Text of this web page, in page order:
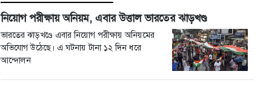
নিয়োগ পরীক্ষায় অনিয়ম, এবার উত্তাল ভারতের ঝাড়খণ্ড
ভারতের ঝাড়খণ্ডে এবার নিয়োগ পরীক্ষায় অনিয়মের
অভিযোগ উঠেছে। এ ঘটনায় টানা ১২ দিন ধরে
আন্দোলন